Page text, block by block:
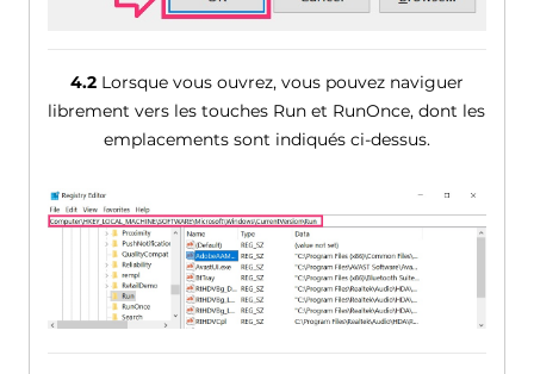
4.2Lorsque vous ouvrez, vous pouvez naviguer
librement vers les touches Run et RunOnce, dont les
emplacements sont indiqués ci-dessus.